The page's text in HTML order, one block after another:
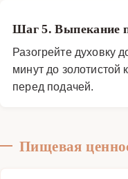
Шаг 5. Выпекание
Разогрейте духовку
минут до золотистой
перед подачей.
Пищевая